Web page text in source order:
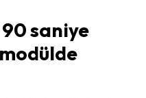
saniye